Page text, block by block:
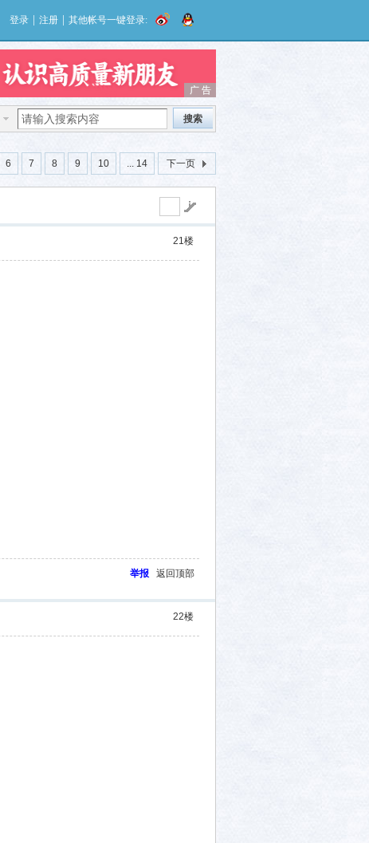
登录 注册 其他帐号一键登录:
广 告
广 告
搜索
6 7 8 9 10 ... 14 下一页
21楼
举报 返回顶部
22楼